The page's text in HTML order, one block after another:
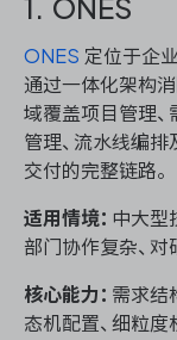
1. ONES
ONES 定位于企
通过一体化架构
域覆盖项目管理、
管理、流水线编
交付的完整链路。
适用情境： 中大型
部门协作复杂、对
核心能力： 需求结
态机配置、细粒